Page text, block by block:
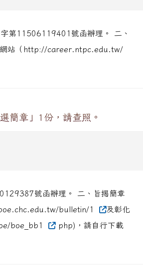
第11506119401號函辦理。 二、
網站（http://career.ntpc.edu.tw/
簡章」1份，請查照。
號函辦理。 二、旨揭簡章
bulletin/1
及彰化
boe_bb1
php)，請自行下載